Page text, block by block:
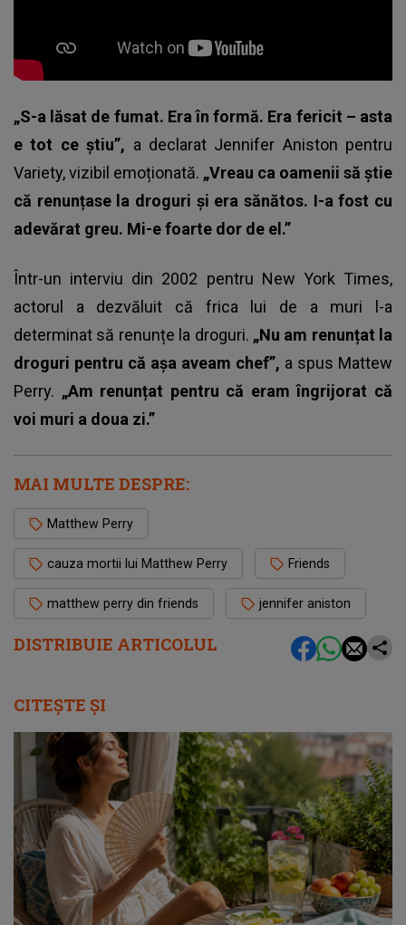
DISTRIBUIE ARTICOLUL
„S-a lăsat de fumat. Era în formă. Era fericit – asta
e tot ce știu”, a declarat Jennifer Aniston pentru
Variety, vizibil emoționată. „Vreau ca oamenii să știe
că renunțase la droguri și era sănătos. I-a fost cu
adevărat greu. Mi-e foarte dor de el.”
Într-un interviu din 2002 pentru New York Times,
actorul a dezvăluit că frica lui de a muri l-a
determinat să renunțe la droguri. „Nu am renunțat la
droguri pentru că așa aveam chef”, a spus Mattew
Perry. „Am renunțat pentru că eram îngrijorat că
voi muri a doua zi.”
MAI MULTE DESPRE:
Matthew Perry
cauza mortii lui Matthew Perry Friends
matthew perry din friends jennifer aniston
CITEȘTE ȘI